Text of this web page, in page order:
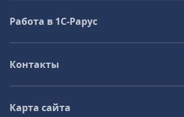
Работа в 1С‑Рарус
Контакты
Карта сайта